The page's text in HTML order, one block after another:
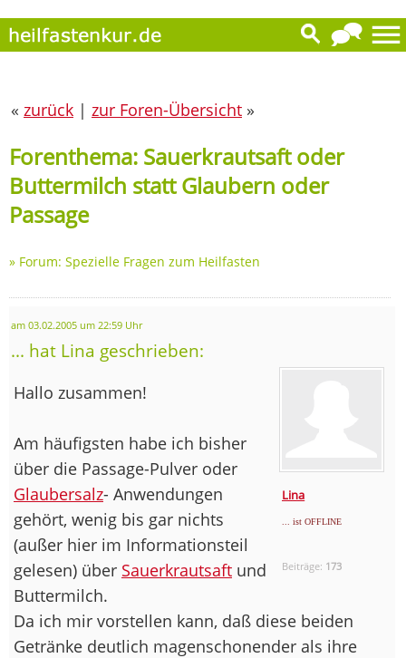
« zurück | zur Foren-Übersicht »
Forenthema: Sauerkrautsaft oder
Buttermilch statt Glaubern oder
Passage
» Forum: Spezielle Fragen zum Heilfasten
am 03.02.2005 um 22:59 Uhr
... hat Lina geschrieben:
Lina
... ist OFFLINE
Beiträge: 173
Hallo zusammen!
Am häufigsten habe ich bisher
über die Passage-Pulver oder
Glaubersalz- Anwendungen
gehört, wenig bis gar nichts
(außer hier im Informationsteil
gelesen) über Sauerkrautsaft und
Buttermilch.
Da ich mir vorstellen kann, daß diese beiden
Getränke deutlich magenschonender als ihre